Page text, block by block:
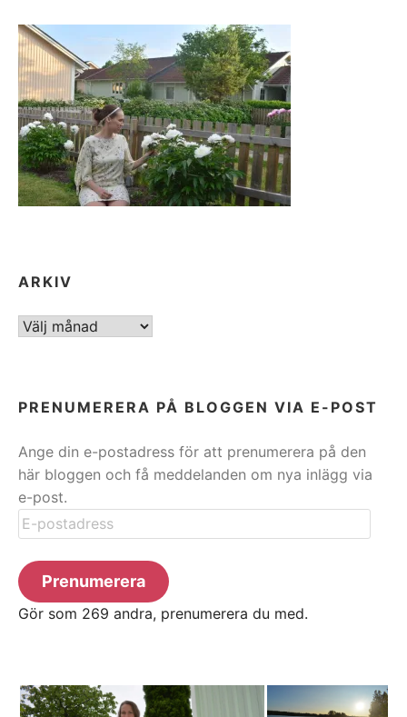
ARKIV
ARKIV
PRENUMERERA PÅ BLOGGEN VIA E-POST
Ange din e-postadress för att prenumerera på den
här bloggen och få meddelanden om nya inlägg via
e-post.
E-
postadress
Prenumerera
Gör som 269 andra, prenumerera du med.